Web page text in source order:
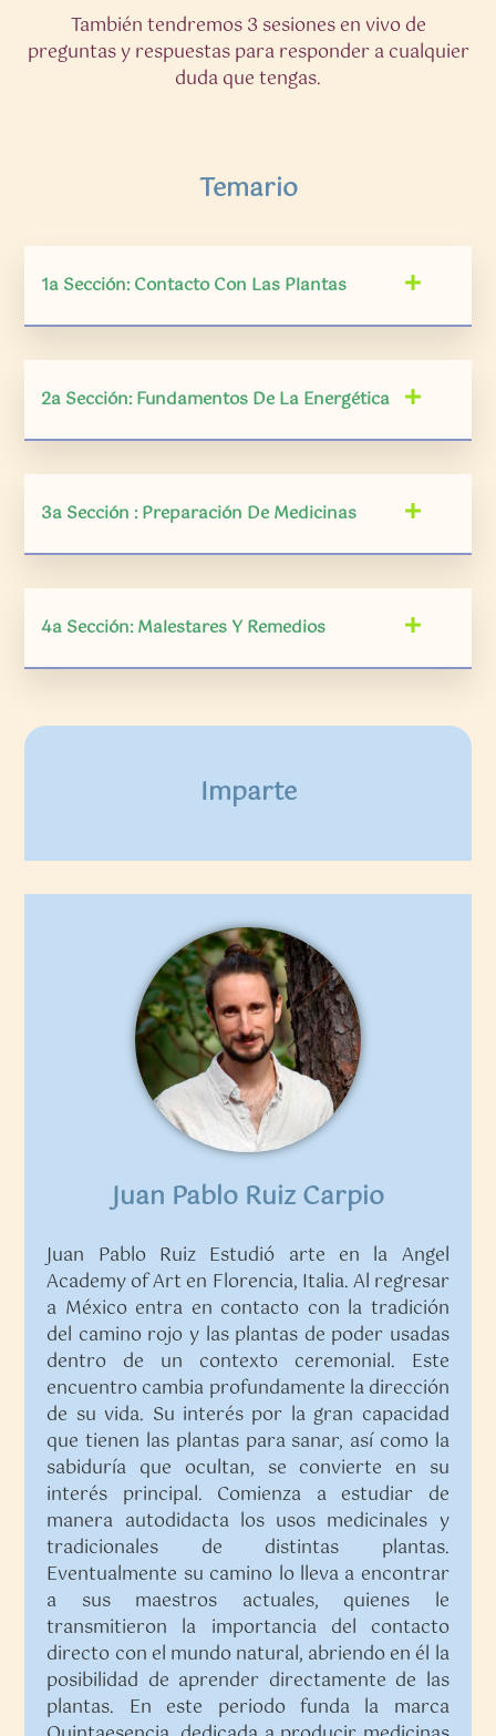
También tendremos 3 sesiones en vivo de
preguntas y respuestas para responder a cualquier
duda que tengas.
Temario
1a Sección: Contacto Con Las Plantas
2a Sección: Fundamentos De La Energética
3a Sección : Preparación De Medicinas
4a Sección: Malestares Y Remedios
Imparte
Juan Pablo Ruiz Carpio
Juan Pablo Ruiz Estudió arte en la Angel
Academy of Art en Florencia, Italia. Al regresar
a México entra en contacto con la tradición
del camino rojo y las plantas de poder usadas
dentro de un contexto ceremonial. Este
encuentro cambia profundamente la dirección
de su vida. Su interés por la gran capacidad
que tienen las plantas para sanar, así como la
sabiduría que ocultan, se convierte en su
interés principal. Comienza a estudiar de
manera autodidacta los usos medicinales y
tradicionales de distintas plantas.
Eventualmente su camino lo lleva a encontrar
a sus maestros actuales, quienes le
transmitieron la importancia del contacto
directo con el mundo natural, abriendo en él la
posibilidad de aprender directamente de las
plantas. En este periodo funda la marca